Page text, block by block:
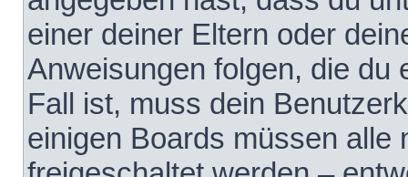
einer deiner Eltern oder
Anweisungen folgen, die du
Fall ist, muss dein
einigen Boards müssen alle